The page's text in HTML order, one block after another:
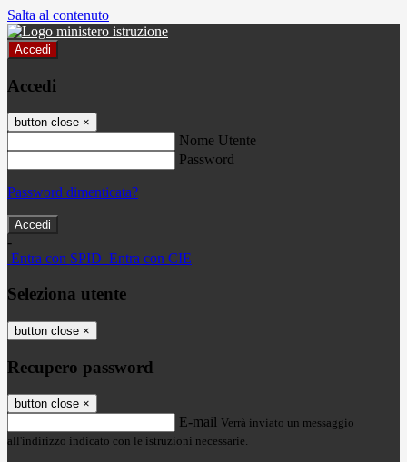
Salta al contenuto
Accedi
Accedi
button close ×
Nome Utente
Password
Password dimenticata?
-
Entra con SPID Entra con CIE
Seleziona utente
button close ×
Recupero password
button close ×
E-mail Verrà inviato un messaggio
all'indirizzo indicato con le istruzioni necessarie.